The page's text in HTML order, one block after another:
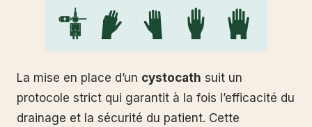
La mise en place d’un cystocath suit un
protocole strict qui garantit à la fois l’efficacité du
drainage et la sécurité du patient. Cette